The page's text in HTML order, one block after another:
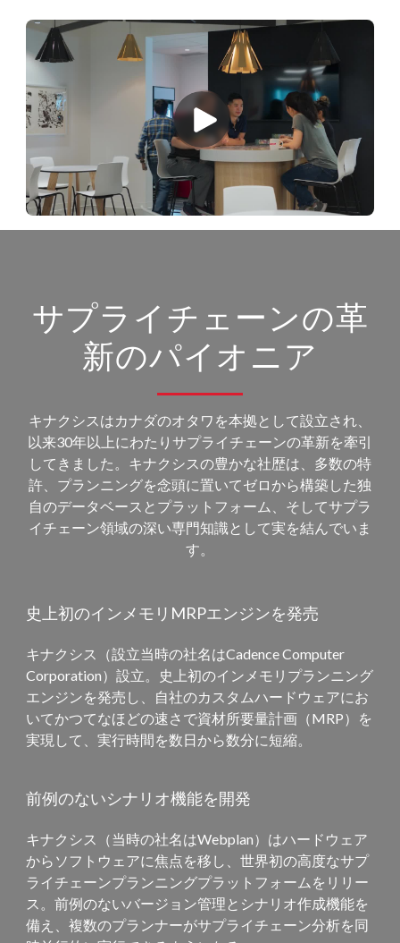
サプライチェーンの革
新のパイオニア
キナクシスはカナダのオタワを本拠として設立され、
以来30年以上にわたりサプライチェーンの革新を牽引
してきました。キナクシスの豊かな社歴は、多数の特
許、プランニングを念頭に置いてゼロから構築した独
自のデータベースとプラットフォーム、そしてサプラ
イチェーン領域の深い専門知識として実を結んでいま
す。
史上初のインメモリMRPエンジンを発売
キナクシス（設立当時の社名はCadence Computer
Corporation）設立。史上初のインメモリプランニング
エンジンを発売し、自社のカスタムハードウェアにお
いてかつてなほどの速さで資材所要量計画（MRP）を
実現して、実行時間を数日から数分に短縮。
前例のないシナリオ機能を開発
キナクシス（当時の社名はWebplan）はハードウェア
からソフトウェアに焦点を移し、世界初の高度なサプ
ライチェーンプランニングプラットフォームをリリー
ス。前例のないバージョン管理とシナリオ作成機能を
備え、複数のプランナーがサプライチェーン分析を同